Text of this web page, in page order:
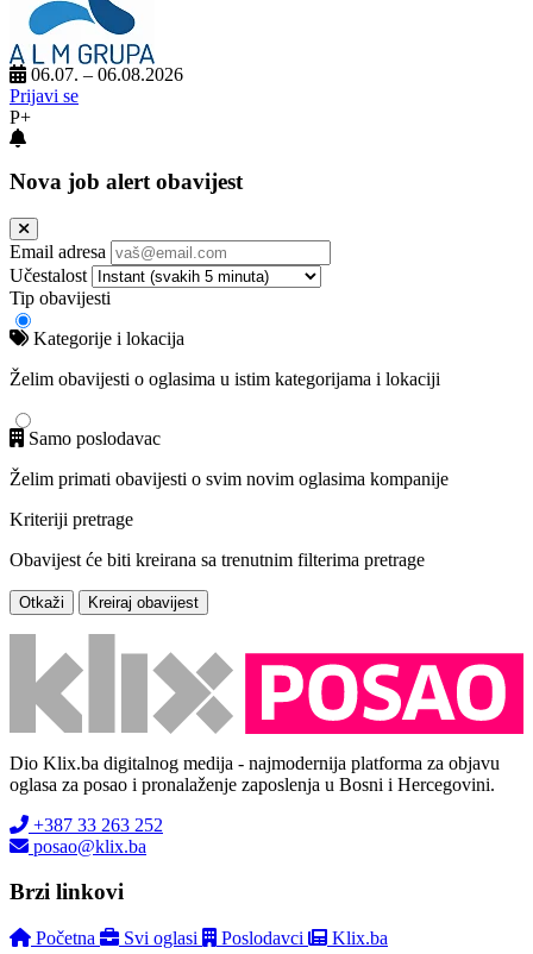
06.07. – 06.08.2026
Prijavi se
P+
Nova job alert obavijest
Email adresa
Učestalost
Tip obavijesti
Kategorije i lokacija
Želim obavijesti o oglasima u istim kategorijama i lokaciji
Samo poslodavac
Želim primati obavijesti o svim novim oglasima kompanije
Kriteriji pretrage
Obavijest će biti kreirana sa trenutnim filterima pretrage
Otkaži Kreiraj obavijest
Dio Klix.ba digitalnog medija - najmodernija platforma za objavu
oglasa za posao i pronalaženje zaposlenja u Bosni i Hercegovini.
+387 33 263 252
posao@klix.ba
Brzi linkovi
Početna Svi oglasi Poslodavci Klix.ba